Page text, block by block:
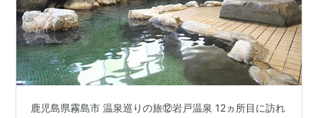
鹿児島県霧島市 温泉巡りの旅⑫岩戸温泉 12ヵ所目に訪れ